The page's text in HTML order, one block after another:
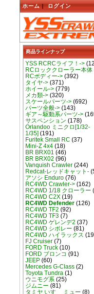
ホーム | ログイン
商品ラインナップ
YSS RCRCライフ！->
RCロッククローラー本体
RCボディー->(392)
タイヤ->(371)
ホイール->(779)
メカ類->(320)
スケールパーツ->(692)
パーツ全般->(143)
ギア～駆動系パーツ->
サスペンション (178)
Orlandoo ミニクロ[1/32-
1/35] (191)
Furitek Small RC (37)
Mini-Z 4x4(18)
BR BRX01 (46)
BR BRX02 (96)
Vanquish Crawler(244)
Redcat-レッドキャット-
アソシ Enduro(76)
RC4WD Crawler->(162)
RC4WD 1/18 クローラー
RC4WD C2X(19)
RC4WD Defender(126)
RC4WD TF2 (92)
RC4WD TF3(7)
RC4WD ゲレンデ2 (37)
RC4WD シボレー (81)
RC4WD ハイラックス
FJ Cruiser(7)
FORD Truck(10)
FORD ブロンコ (91)
JEEP(60)
Mercedes G-Class(2)
Toyota Tundra(1)
ウニモグ系(25)
ジムニー (81)
タミヤ いすゞ ミュー (8)